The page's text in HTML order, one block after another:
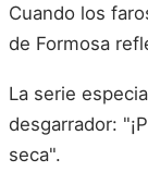
Cuando los
de Formosa
La serie
desgarrador:
seca".